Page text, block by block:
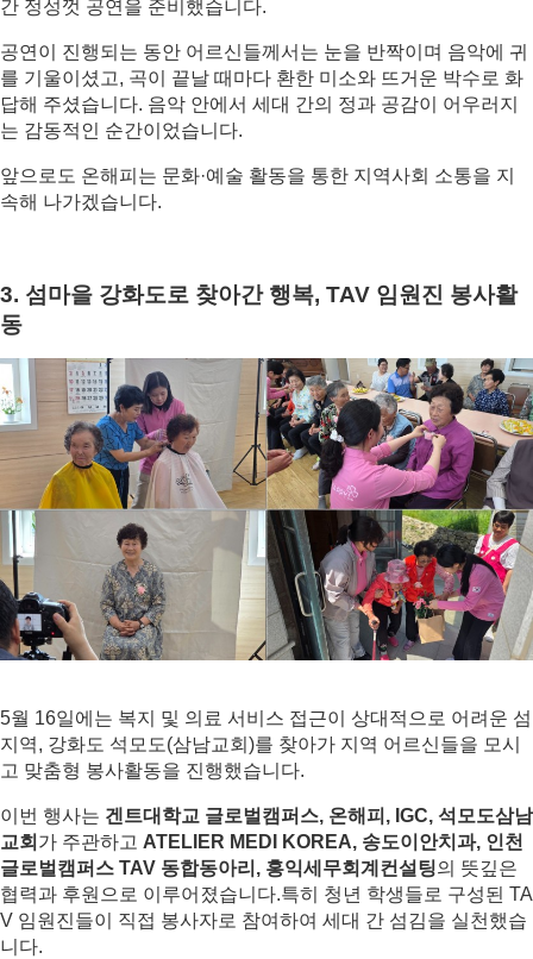
간 정성껏 공연을 준비했습니다.
공연이 진행되는 동안 어르신들께서는 눈을 반짝이며 음악에 귀
를 기울이셨고, 곡이 끝날 때마다 환한 미소와 뜨거운 박수로 화
답해 주셨습니다. 음악 안에서 세대 간의 정과 공감이 어우러지
는 감동적인 순간이었습니다.
앞으로도 온해피는 문화·예술 활동을 통한 지역사회 소통을 지
속해 나가겠습니다.
3. 섬마을 강화도로 찾아간 행복, TAV 임원진 봉사활
동
5월 16일에는 복지 및 의료 서비스 접근이 상대적으로 어려운 섬
지역, 강화도 석모도(삼남교회)를 찾아가 지역 어르신들을 모시
고 맞춤형 봉사활동을 진행했습니다.
이번 행사는 겐트대학교 글로벌캠퍼스, 온해피, IGC, 석모도삼남
교회 가 주관하고 ATELIER MEDI KOREA, 송도이안치과, 인천
글로벌캠퍼스 TAV 동합동아리, 홍익세무회계컨설팅의 뜻깊은
협력과 후원으로 이루어졌습니다.특히 청년 학생들로 구성된 TA
V 임원진들이 직접 봉사자로 참여하여 세대 간 섬김을 실천했습
니다.